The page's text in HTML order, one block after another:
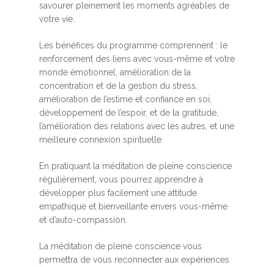
savourer pleinement les moments agréables de
votre vie.
Les bénéfices du programme comprennent : le
renforcement des liens avec vous-même et votre
monde émotionnel, amélioration de la
concentration et de la gestion du stress,
amélioration de l’estime et confiance en soi,
développement de l’espoir, et de la gratitude,
l’amélioration des relations avec les autres, et une
meilleure connexion spirituelle.
En pratiquant la méditation de pleine conscience
régulièrement, vous pourrez apprendre à
développer plus facilement une attitude
empathique et bienveillante envers vous-même
et d’auto-compassion.
La méditation de pleine conscience vous
permettra de vous reconnecter aux expériences